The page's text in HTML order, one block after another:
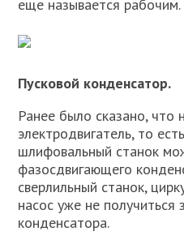
еще называется рабочим.
Пусковой конденсатор.
Ранее было сказано, что
электродвигатель, то
шлифовальный станок
фазосдвигающего
сверлильный станок,
насос уже не получиться
конденсатора.